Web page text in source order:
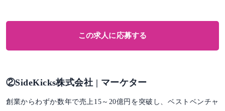
この求人に応募する
②SideKicks株式会社 | マーケター
創業からわずか数年で売上15～20億円を突破し、ベストベンチャ